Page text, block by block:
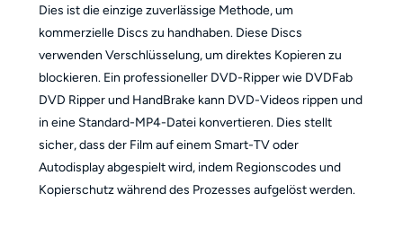
Dies ist die einzige zuverlässige Methode, um
kommerzielle Discs zu handhaben. Diese Discs
verwenden Verschlüsselung, um direktes Kopieren zu
blockieren. Ein professioneller DVD-Ripper wie DVDFab
DVD Ripper und HandBrake kann DVD-Videos rippen und
in eine Standard-MP4-Datei konvertieren. Dies stellt
sicher, dass der Film auf einem Smart-TV oder
Autodisplay abgespielt wird, indem Regionscodes und
Kopierschutz während des Prozesses aufgelöst werden.